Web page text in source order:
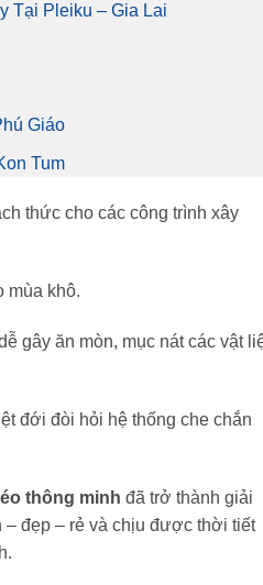
Tại Pleiku – Gia Lai
Giáo
Tum
thức cho các công trình xây
mùa khô.
gây ăn mòn, mục nát các vật
đới đòi hỏi hệ thống che chắn
thông minh đã trở thành giải
đẹp – rẻ và chịu được thời tiết